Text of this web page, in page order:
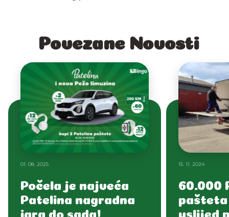
Povezane Novosti
01. 08. 2025
Počela je najveća
Patelina nagradna
igra do sada!
15. 11. 2024
60.000
pašteta
uslijed